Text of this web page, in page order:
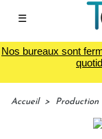
☰
Nos bureaux sont
Accueil > Production